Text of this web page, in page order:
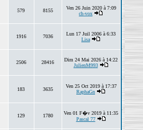
579 8155
Ven 26 Juin 2020 à 7:09
ch-vox
1916 7036
Lun 17 Juil 2006 à 6:33
Lisa
2506 28416
Dim 24 Mai 2026 à 14:22
JulienM993
183 3635
Ven 25 Oct 2019 à 17:37
RaphaGn
129 1780
Ven 01 F�v 2019 à 11:35
Pascal 77